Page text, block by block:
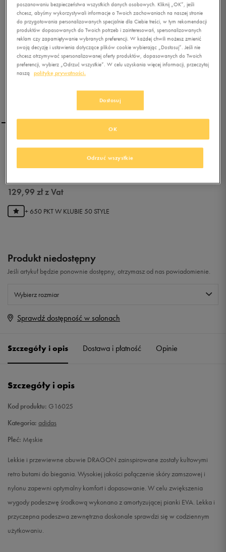
1/4
ADIDAS DRAGON
129,99 złz Vat
+ 650 PKT W KLUBIE 50 STYLE
Produkt niedostępny
Jeśli artykuł będzie ponownie dostępny, otrzymasz od nas powiadomienie.
Wybierz rozmiar
Rozmiary EU
40 2/3
42 2/3 27 cm
43 1/3
44 28 cm Powiadom o dostępności
44 2/3 28,5 cm
45 1/3 Powiadom o dostępności
Sprawdź dostępność w salonach
Szczegóły i opis Dostawa i płatność Opinie
Szczegóły i opis
Kod produktu: G16025
Kategoria: adidas
Płeć: Męskie
Lekkie i przewiewne obuwie DRAGON zainspirowane zostały kultowymi
retro butami do biegania. Wysokiej jakości połączenie skóry zamszowej i
nylonu zapewni optymalny komfort i dopasowanie. W celu zwiększenia
wygody podeszwę środkową wykonano z amortyzującej pianki EVA. Lekka i
przyczepna podeszwa zewnętrzna doskonale sprawdzi się w codziennym
użytkowaniu.
poszanowaniu bezpieczeństwa wszystkich danych osobowych. Kliknij „OK”, jeśli
chcesz, abyśmy wykorzystywali informacje o Twoich zachowaniach na naszej stronie
do przygotowania personalizowanych specjalnie dla Ciebie treści, w tym rekomendacji
produktów dopasowanych do Twoich potrzeb i zainteresowań, spersonalizowanych
reklam czy zapamiętywanie wybranych preferencji. W każdej chwili możesz zmienić
swoją decyzję i ustawienia dotyczące plików cookie wybierając „Dostosuj”. Jeśli nie
chcesz otrzymywać spersonalizowanej oferty produktów, dopasowanych do Twoich
preferencji, wybierz „Odrzuć wszystkie”. W celu uzyskania więcej informacji, przeczytaj
naszą
politykę prywatności.
Dostosuj
Odrzuć wszystkie
OK